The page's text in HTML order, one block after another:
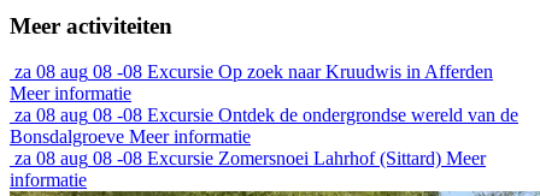
Meer activiteiten
za 08 aug 08 -08 Excursie Op zoek naar Kruudwis in Afferden
Meer informatie
za 08 aug 08 -08 Excursie Ontdek de ondergrondse wereld van de
Bonsdalgroeve Meer informatie
za 08 aug 08 -08 Excursie Zomersnoei Lahrhof (Sittard) Meer
informatie